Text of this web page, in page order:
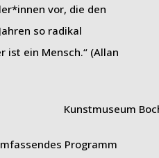
vor, die den
so radikal
ist ein Mensch.“ (Allan
Programm